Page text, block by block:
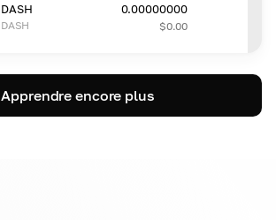
DASH
DASH
0.00000000
$0.00
Apprendre encore plus